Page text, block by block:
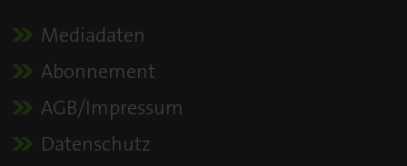
Mediadaten
Abonnement
AGB/Impressum
Datenschutz